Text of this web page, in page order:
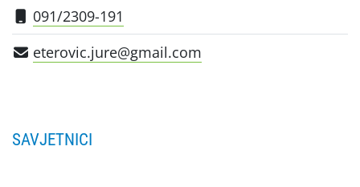
091/2309-191
eterovic.jure@gmail.com
SAVJETNICI